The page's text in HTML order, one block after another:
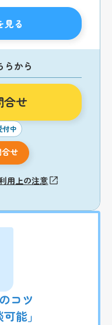
見る
らから
合せ
付中
せ
用上の注意
コツ
能」